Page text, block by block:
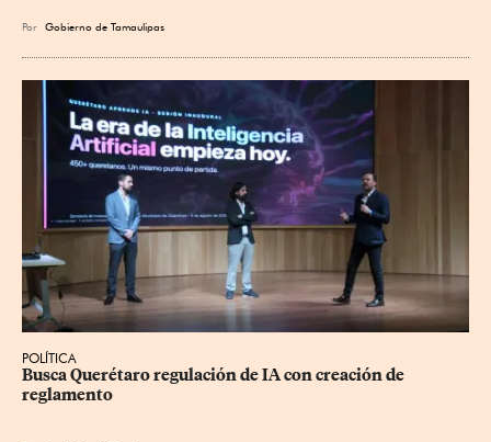
Por Gobierno de Tamaulipas
POLÍTICA
Busca Querétaro regulación de IA con creación de
reglamento